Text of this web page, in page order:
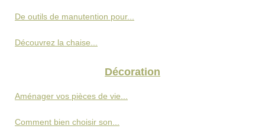
De outils de manutention pour...
Découvrez la chaise...
Décoration
Aménager vos pièces de vie...
Comment bien choisir son...